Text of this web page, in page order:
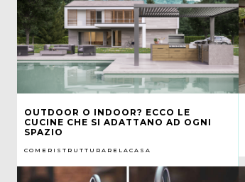
OUTDOOR O INDOOR? ECCO LE
CUCINE CHE SI ADATTANO AD OGNI
SPAZIO
COMERISTRUTTURARELACASA